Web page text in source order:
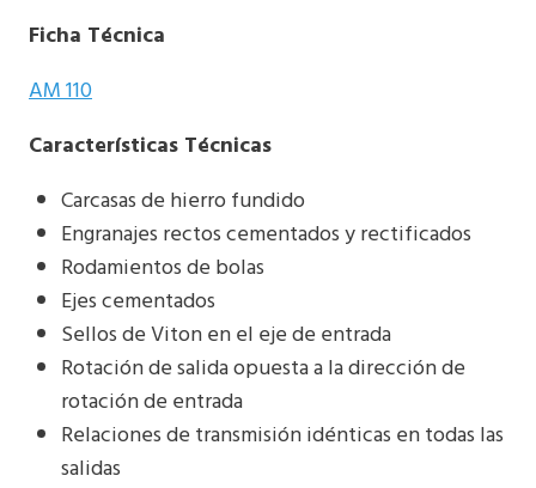
Ficha Técnica
AM 110
Características Técnicas
Carcasas de hierro fundido
Engranajes rectos cementados y rectificados
Rodamientos de bolas
Ejes cementados
Sellos de Viton en el eje de entrada
Rotación de salida opuesta a la dirección de
rotación de entrada
Relaciones de transmisión idénticas en todas las
salidas